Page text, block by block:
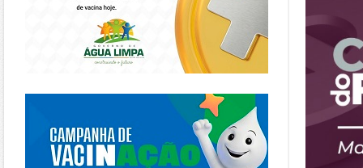
https://piracanjuba.go.gov.br/